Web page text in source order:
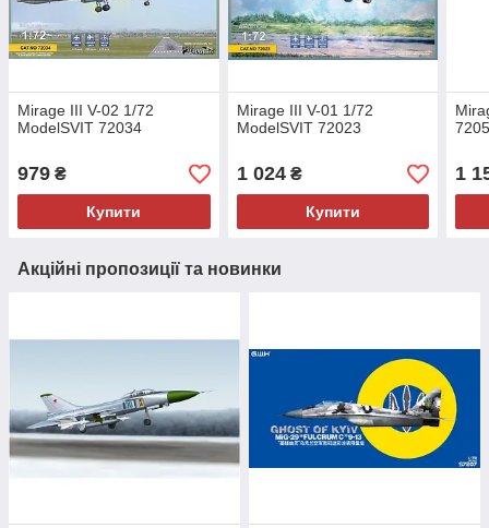
Mirage III V-02 1/72
ModelSVIT 72034
979 ₴
Купити
Mirage III V-01 1/72
ModelSVIT 72023
1 024₴
Купити
1
Акційні пропозиції та новинки